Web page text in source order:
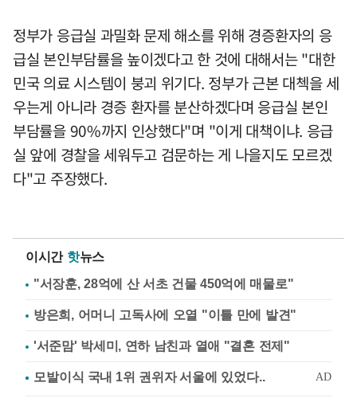
정부가 응급실 과밀화 문제 해소를 위해 경증환자의 응
급실 본인부담률을 높이겠다고 한 것에 대해서는 "대한
민국 의료 시스템이 붕괴 위기다. 정부가 근본 대첵을 세
우는게 아니라 경증 환자를 분산하겠다며 응급실 본인
부담률을 90%까지 인상했다"며 "이게 대책이냐. 응급
실 앞에 경찰을 세워두고 검문하는 게 나을지도 모르겠
다"고 주장했다.
이시간 핫뉴스
"서장훈, 28억에 산 서초 건물 450억에 매물로"
방은희, 어머니 고독사에 오열 "이틀 만에 발견"
'서준맘' 박세미, 연하 남친과 열애 "결혼 전제"